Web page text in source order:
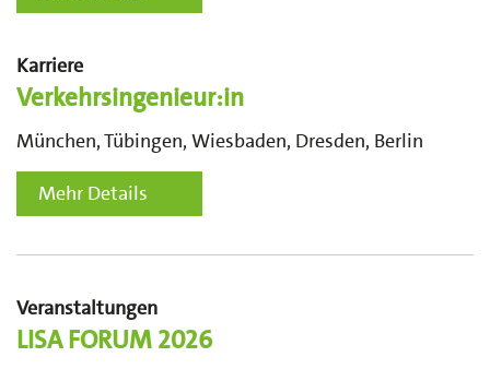
Karriere
Verkehrsingenieur:in
München, Tübingen, Wiesbaden, Dresden, Berlin
Mehr Details
Veranstaltungen
LISA FORUM 2026